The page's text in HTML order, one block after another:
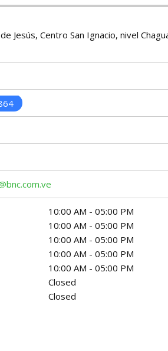
Jesús, Centro San Ignacio, nivel
10:00 AM - 05:00 PM
10:00 AM - 05:00 PM
10:00 AM - 05:00 PM
10:00 AM - 05:00 PM
10:00 AM - 05:00 PM
Closed
Closed